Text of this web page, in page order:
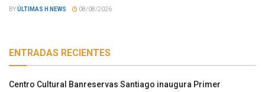
BYÚLTIMAS H NEWS 08/08/2026
ENTRADAS RECIENTES
Centro Cultural Banreservas Santiago inaugura Primer